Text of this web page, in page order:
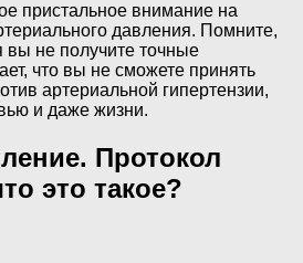
пристальное внимание на
давления. Помните,
вы не получите точные
что вы не сможете принять
артериальной гипертензии,
и даже жизни.
Протокол
это такое?